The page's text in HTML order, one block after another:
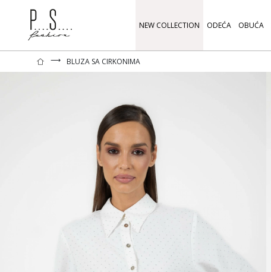
NEW COLLECTION ODEĆA OBUĆA
⟶ BLUZA SA CIRKONIMA